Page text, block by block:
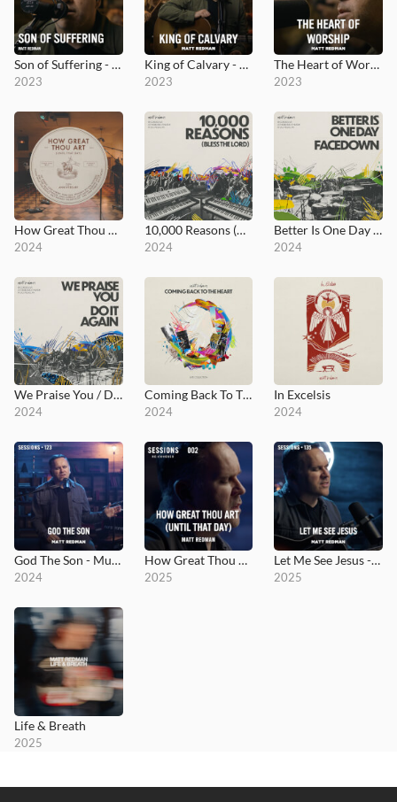
Son of Suffering - MultiTracks.com Session
2023
King of Calvary - MultiTracks.com Session
2023
The Heart of Worship - MultiTracks.com Session
2023
How Great Thou Art (Until That Day)
2024
10,000 Reasons (Bless the Lord)
2024
Better Is One Day / Facedown
2024
We Praise You / Do It Again
2024
Coming Back To The Heart
2024
In Excelsis
2024
God The Son - MultiTracks.com Session
2024
How Great Thou Art (Until That Day) - MultiTracks.com Re:Covered Session
2025
Let Me See Jesus - MultiTracks.com Session
2025
Life & Breath
2025